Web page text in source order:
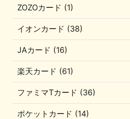
ZOZOカード (1)
イオンカード (38)
JAカード (16)
楽天カード (61)
ファミマTカード (36)
ポケットカード (14)